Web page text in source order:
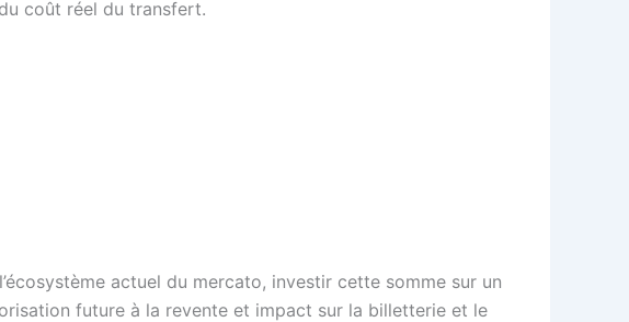
coût réel du transfert.
actuel du mercato, investir cette somme sur un
future à la revente et impact sur la billetterie et le